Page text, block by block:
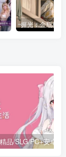
麻豆